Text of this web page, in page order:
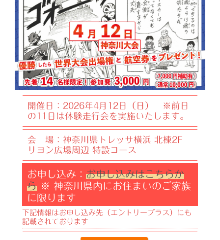
開催日：2026年4月12日（日） ※前日
の11日は体験走行会を実施いたします。
会 場： 神奈川県トレッサ横浜 北棟2F
リヨン広場周辺 特設コース
お申し込み： お申し込みはこちらか
ら ※ 神奈川県内にお住まいのご家族
に限ります
下記情報はお申し込み先（エントリープラス）にも
記載されております